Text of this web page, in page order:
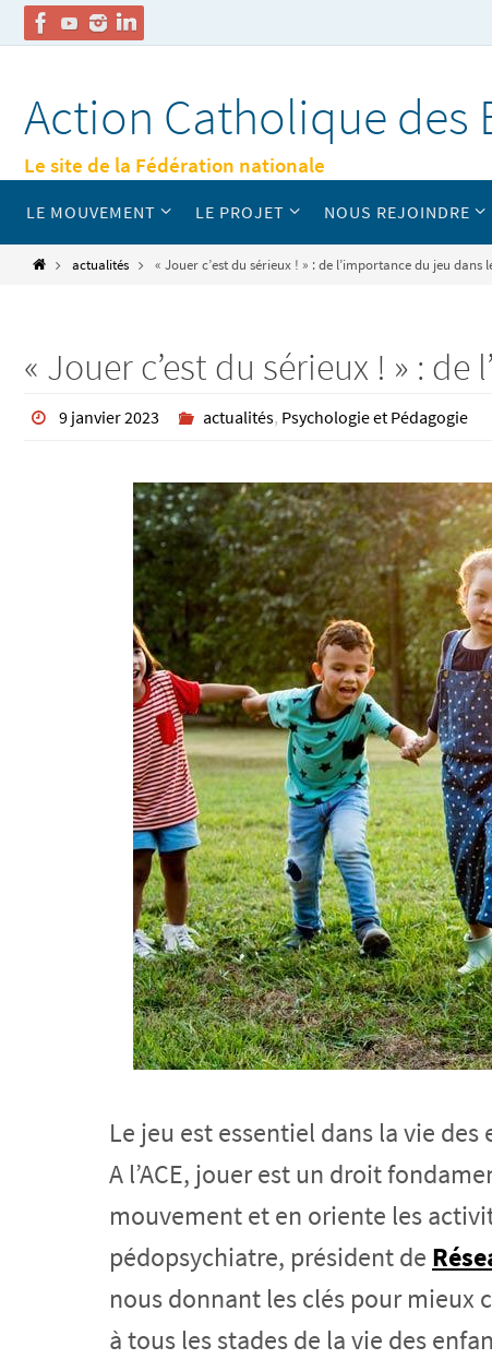
contenu
Action Catholique des
Le site de la Fédération nationale
contenu
LE MOUVEMENT LE PROJET NOUS REJOINDRE
Homeactualités « Jouer c’est du sérieux ! » : de l’importance du jeu dans
« Jouer c’est du sérieux ! » :
9 janvier 2023 actualités, Psychologie et Pédagogie
Le jeu est essentiel dans la vie
A l’ACE, jouer est un droit
mouvement et en oriente les
pédopsychiatre, président de
nous donnant les clés pour mieux
à tous les stades de la vie des